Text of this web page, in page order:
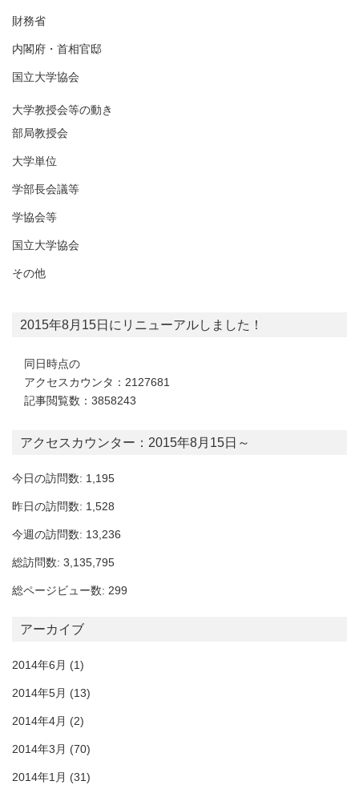
財務省
内閣府・首相官邸
国立大学協会
大学教授会等の動き
部局教授会
大学単位
学部長会議等
学協会等
国立大学協会
その他
2015年8月15日にリニューアルしました！
同日時点の
アクセスカウンタ：2127681
記事閲覧数：3858243
アクセスカウンター：2015年8月15日～
今日の訪問数: 1,195
昨日の訪問数: 1,528
今週の訪問数: 13,236
総訪問数: 3,135,795
総ページビュー数: 299
アーカイブ
2014年6月 (1)
2014年5月 (13)
2014年4月 (2)
2014年3月 (70)
2014年1月 (31)